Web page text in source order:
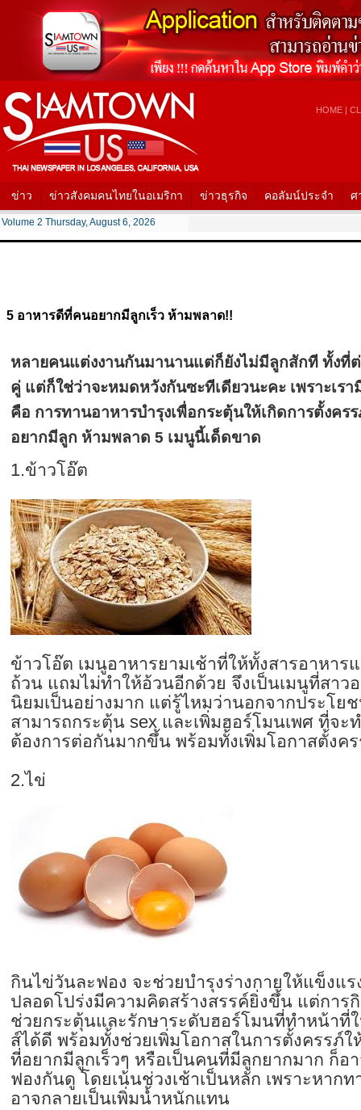
HOME |
ข่าว ข่าวสังคมคนไทยในอเมริกา ข่าวธุรกิจ คอลัมน์ประจำ ศ
Volume 2 Thursday, August 6, 2026
5 อาหารดีที่คนอยากมีลูกเร็ว ห้ามพลาด!!
หลายคนแต่งงานกันมานานแต่ก็ยังไม่มีลูกสักที ทั้งที่
คู่ แต่ก็ใช่ว่าจะหมดหวังกันซะทีเดียวนะคะ เพราะเร
คือ การทานอาหารบำรุงเพื่อกระตุ้นให้เกิดการตั้งคร
อยากมีลูก ห้ามพลาด 5 เมนูนี้เด็ดขาด
1.ข้าวโอ๊ต
ข้าวโอ๊ต เมนูอาหารยามเช้าที่ให้ทั้งสารอาหาร
ถ้วน แถมไม่ทำให้อ้วนอีกด้วย จึงเป็นเมนูที่สาว
นิยมเป็นอย่างมาก แต่รู้ไหมว่านอกจากประโย
สามารถกระตุ้น sex และเพิ่มฮอร์โมนเพศ ที่จะ
ต้องการต่อกันมากขึ้น พร้อมทั้งเพิ่มโอกาสตั้งค
2.ไข่
กินไข่วันละฟอง จะช่วยบำรุงร่างกายให้แข็งแร
ปลอดโปร่งมีความคิดสร้างสรรค์ยิ่งขึ้น แต่การ
ช่วยกระตุ้นและรักษาระดับฮอร์โมนที่ทำหน้าที่
ส์ได้ดี พร้อมทั้งช่วยเพิ่มโอกาสในการตั้งครรภ์ใ
ที่อยากมีลูกเร็วๆ หรือเป็นคนที่มีลูกยากมาก ก็อ
ฟองกันดู โดยเน้นช่วงเช้าเป็นหลัก เพราะหาก
อาจกลายเป็นเพิ่มน้ำหนักแทน